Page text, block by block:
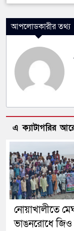
আপলোডকারীর তথ্য
এ ক্যাটাগরির
নোয়াখালীতে
ভাঙনরোধে জিও